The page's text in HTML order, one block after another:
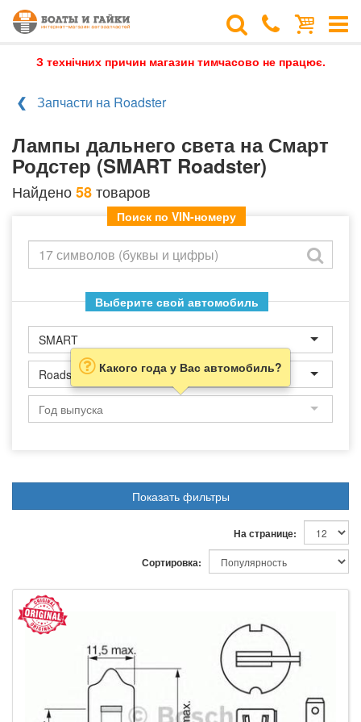
З технічних причин магазин тимчасово не працює.
Запчасти на Roadster
Лампы дальнего света на Смарт
Родстер (SMART Roadster)
Найдено58товаров
Поиск по VIN-номеру
Выберите свой автомобиль
SMART
Roadster Какого года у Вас автомобиль?
Показать фильтры
На странице:
Сортировка: